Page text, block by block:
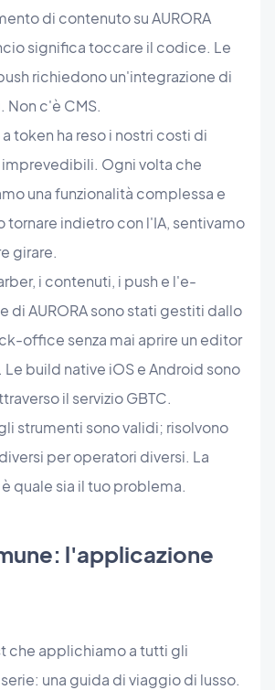
di contenuto su AURORA
significa toccare il codice. Le
richiedono un'integrazione di
Non c'è CMS.
token ha reso i nostri costi di
imprevedibili. Ogni volta che
una funzionalità complessa e
tornare indietro con l'IA, sentivamo
girare.
i contenuti, i push e l'e-
di AURORA sono stati gestiti dallo
office senza mai aprire un editor
build native iOS e Android sono
il servizio GBTC.
strumenti sono validi; risolvono
per operatori diversi. La
quale sia il tuo problema.
l'applicazione
che applichiamo a tutti gli
una guida di viaggio di lusso.